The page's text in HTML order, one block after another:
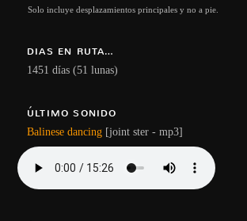
Solo incluye desplazamientos principales y no a pie.
DIAS EN RUTA…
1451 días (51 lunas)
ÚLTIMO SONIDO
Balinese dancing [joint ster - mp3]